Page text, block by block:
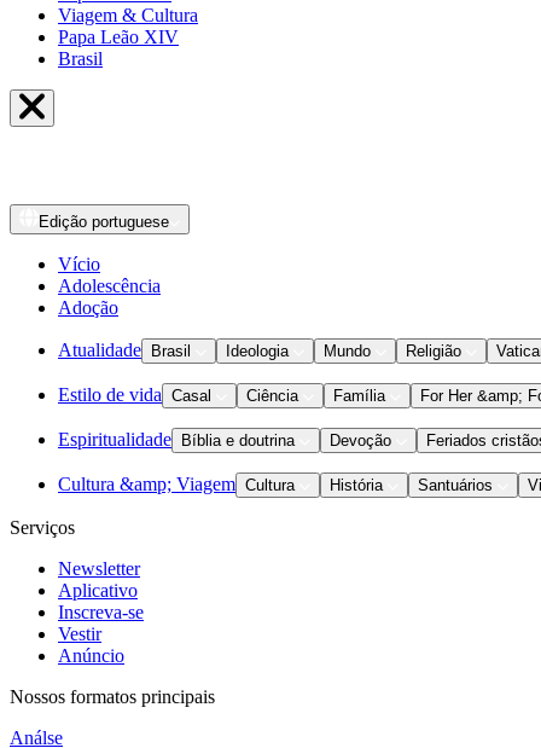
Viagem & Cultura
Papa Leão XIV
Brasil
Edição portuguese
Vício
Adolescência
Adoção
Atualidade Brasil Ideologia Mundo Religião
Estilo de vida Casal Ciência Família For Her &amp;
Espiritualidade Bíblia e doutrina Devoção Feriados
Cultura &amp; Viagem Cultura História Santuários
Serviços
Newsletter
Aplicativo
Inscreva-se
Vestir
Anúncio
Nossos formatos principais
Análse